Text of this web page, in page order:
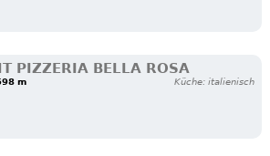
PIZZERIA BELLA ROSA
m Küche: italienisch